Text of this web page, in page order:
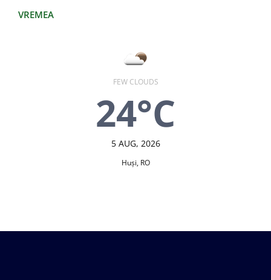
VREMEA
FEW CLOUDS
24°C
5 AUG, 2026
Huşi, RO